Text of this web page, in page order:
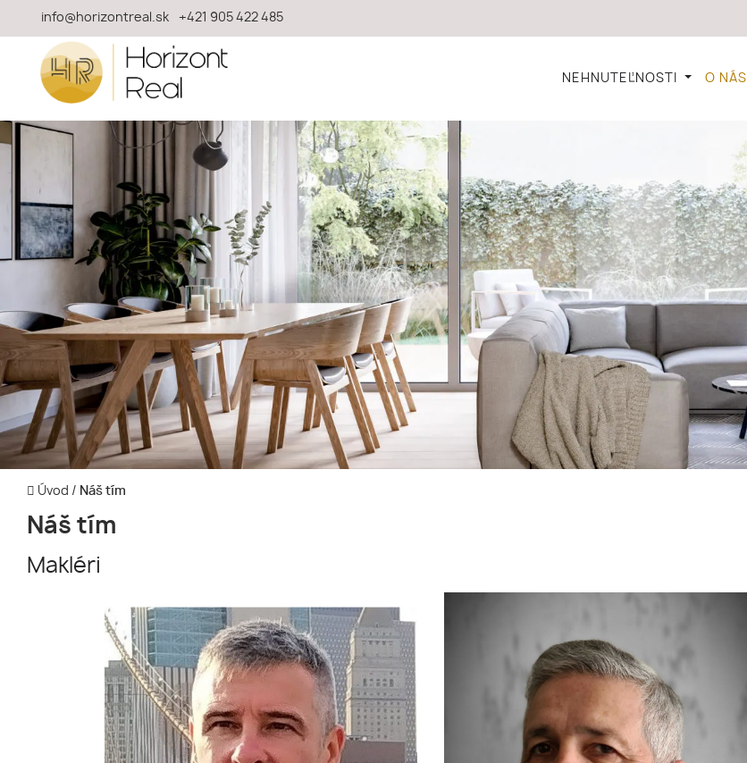
info@horizontreal.sk +421 905 422 485
NEHNUTEĽNOSTI O NÁS
Úvod / Náš tím
Náš tím
Makléri